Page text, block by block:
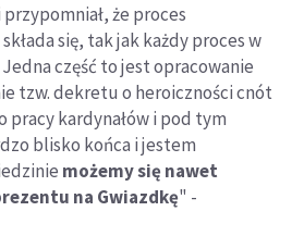
że proces
się, tak jak każdy proces w
część to jest opracowanie
tzw. dekretu o heroiczności cnót
kardynałów i pod tym
blisko końca i jestem
możemy się nawet
na Gwiazdkę" -